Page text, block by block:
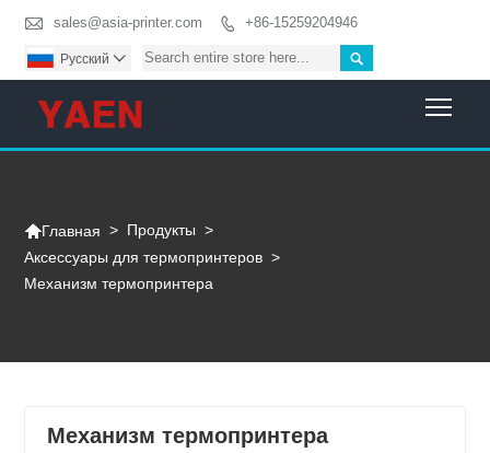
 sales@asia-printer.com  +86-15259204946

Pусский 
Главная > Продукты >
Аксессуары для термопринтеров >
Механизм термопринтера
Механизм термопринтера